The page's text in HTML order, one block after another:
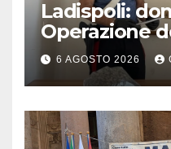
Ladispoli:
Operazione
6 AGOSTO 2026